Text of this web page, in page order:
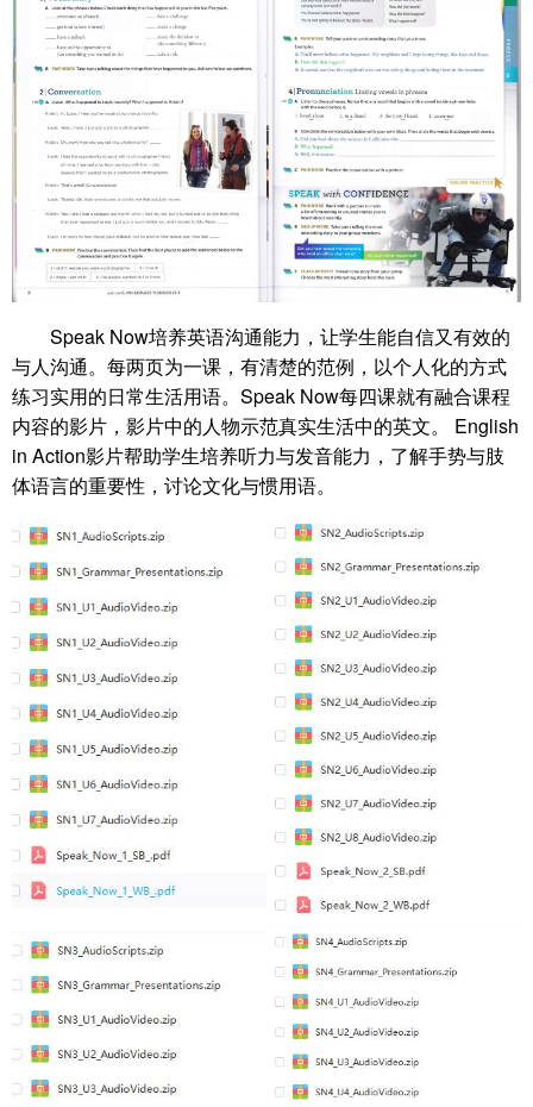
Speak Now培养英语沟通能力，让学生能自信又有效的
与人沟通。每两页为一课，有清楚的范例，以个人化的方式
练习实用的日常生活用语。Speak Now每四课就有融合课程
内容的影片，影片中的人物示范真实生活中的英文。 English
in Action影片帮助学生培养听力与发音能力，了解手势与肢
体语言的重要性，讨论文化与惯用语。